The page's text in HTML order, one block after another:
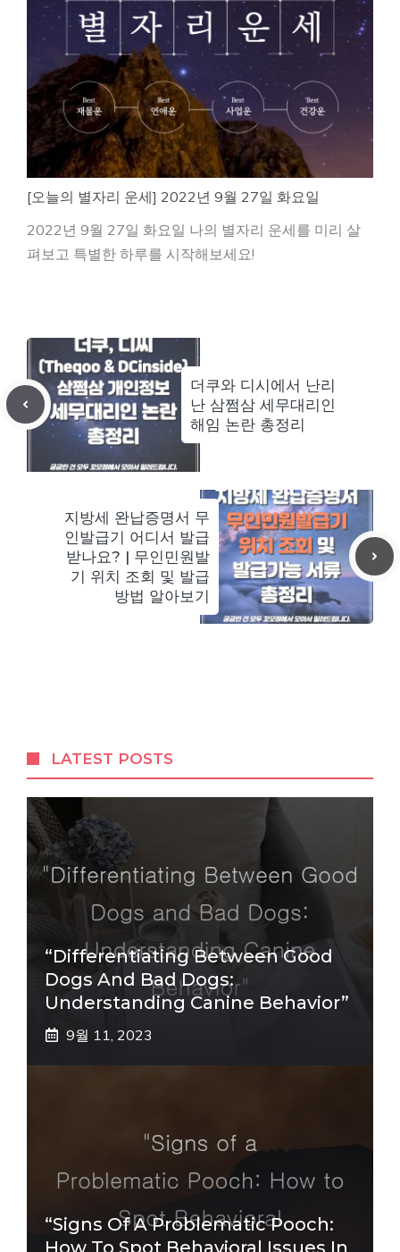
[오늘의 별자리 운세] 2022년 9월 27일 화요일
2022년 9월 27일 화요일 나의 별자리 운세를 미리 살
펴보고 특별한 하루를 시작해보세요!
더쿠와 디시에서 난리
난 삼쩜삼 세무대리인
해임 논란 총정리
지방세 완납증명서 무
인발급기 어디서 발급
받나요? | 무인민원발
기 위치 조회 및 발급
방법 알아보기
LATEST POSTS
“Differentiating Between Good
Dogs And Bad Dogs:
Understanding Canine Behavior”
9월 11, 2023
“Signs Of A Problematic Pooch:
How To Spot Behavioral Issues In